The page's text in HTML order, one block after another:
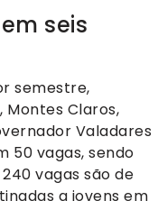
seis
semestre,
Montes Claros,
Valadares
50 vagas, sendo
vagas são de
a jovens em